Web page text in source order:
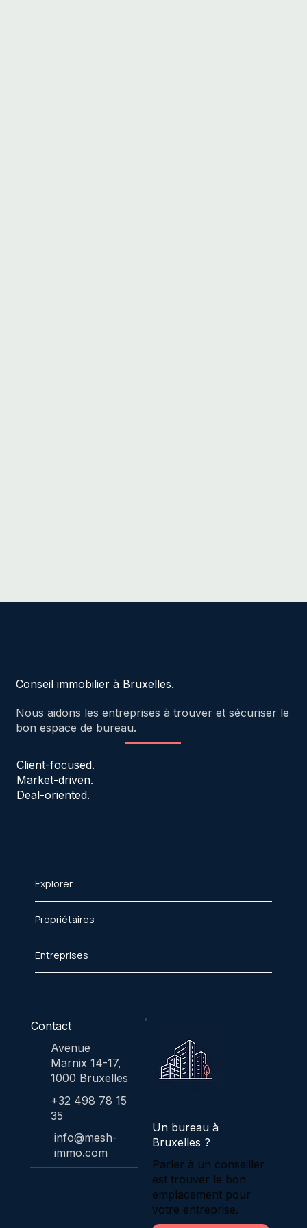
Conseil immobilier à Bruxelles.
Nous aidons les entreprises à trouver et sécuriser le
bon espace de bureau.
Client-focused.
Market-driven.
Deal-oriented.
Explorer
Propriétaires
Entreprises
Contact
Avenue
Marnix 14-17,
1000 Bruxelles
+32 498 78 15
35
info@mesh-
immo.com
Un bureau à
Bruxelles ?
Parler à un conseiller
est trouver le bon
emplacement pour
votre entreprise.